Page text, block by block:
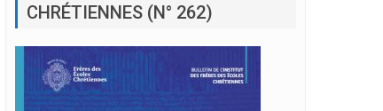
CHRÉTIENNES (N° 262)